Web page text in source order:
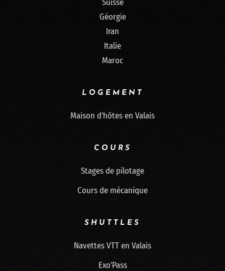
Suisse
Géorgie
Iran
Italie
Maroc
LOGEMENT
Maison d'hôtes en Valais
COURS
Stages de pilotage
Cours de mécanique
SHUTTLES
Navettes VTT en Valais
Exo'Pass